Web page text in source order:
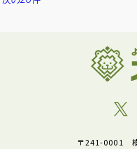
〒241-0001